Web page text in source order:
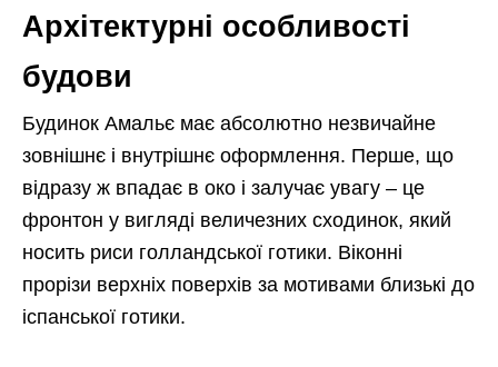
Архітектурні особливості
будови
Будинок Амальє має абсолютно незвичайне
зовнішнє і внутрішнє оформлення. Перше, що
відразу ж впадає в око і залучає увагу – це
фронтон у вигляді величезних сходинок, який
носить риси голландської готики. Віконні
прорізи верхніх поверхів за мотивами близькі до
іспанської готики.